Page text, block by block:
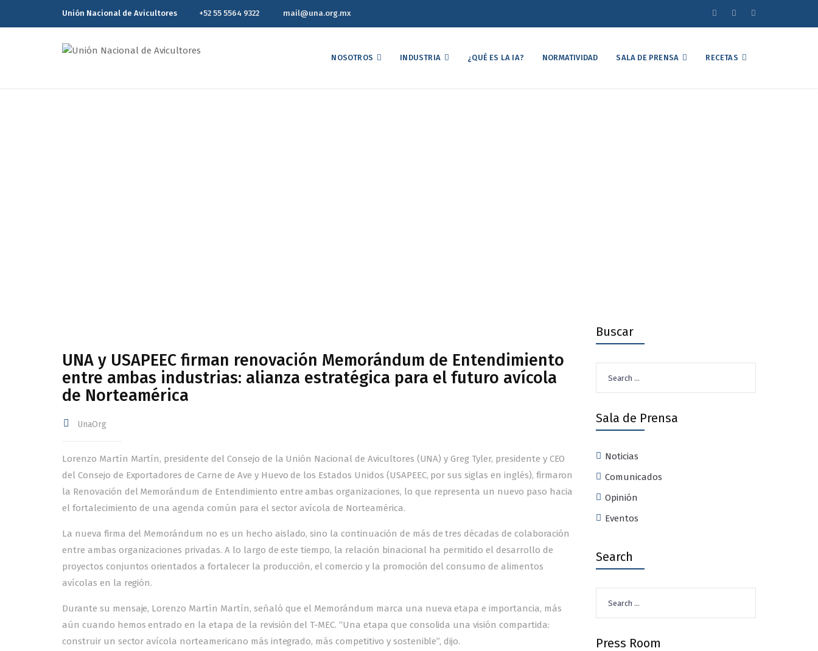
Unión Nacional de Avicultores +52 55 5564 9322 mail@una.org.mx
NOSOTROS INDUSTRIA ¿QUÉ ES LA IA? NORMATIVIDAD SALA DE PRENSA RECETAS
UNA y USAPEEC firman renovación Memorándum de Entendimiento
entre ambas industrias: alianza estratégica para el futuro avícola
de Norteamérica
UnaOrg
Lorenzo Martín Martín, presidente del Consejo de la Unión Nacional de Avicultores (UNA) y Greg Tyler, presidente y CEO
del Consejo de Exportadores de Carne de Ave y Huevo de los Estados Unidos (USAPEEC, por sus siglas en inglés), firmaron
la Renovación del Memorándum de Entendimiento entre ambas organizaciones, lo que representa un nuevo paso hacia
el fortalecimiento de una agenda común para el sector avícola de Norteamérica.
La nueva firma del Memorándum no es un hecho aislado, sino la continuación de más de tres décadas de colaboración
entre ambas organizaciones privadas. A lo largo de este tiempo, la relación binacional ha permitido el desarrollo de
proyectos conjuntos orientados a fortalecer la producción, el comercio y la promoción del consumo de alimentos
avícolas en la región.
Durante su mensaje, Lorenzo Martín Martín, señaló que el Memorándum marca una nueva etapa e importancia, más
aún cuando hemos entrado en la etapa de la revisión del T-MEC. “Una etapa que consolida una visión compartida:
construir un sector avícola norteamericano más integrado, más competitivo y sostenible”, dijo.
Buscar
for:
Sala de Prensa
Noticias
Comunicados
Opinión
Eventos
Search
for:
Press Room